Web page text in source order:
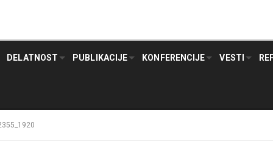
DELATNOST PUBLIKACIJE KONFERENCIJE VESTI